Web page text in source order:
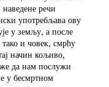
речи
употребљава ову
у земљу, а после
и човек, смрћу
начин кољиво,
да нам послужи
у бесмртном